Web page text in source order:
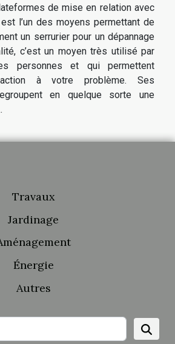
de mise en relation avec
l’un des moyens permettant de
un serrurier pour un dépannage
c’est un moyen très utilisé par
personnes et qui permettent
à votre problème. Ses
en quelque sorte une
Travaux
Jardinage
Énergie
Autres